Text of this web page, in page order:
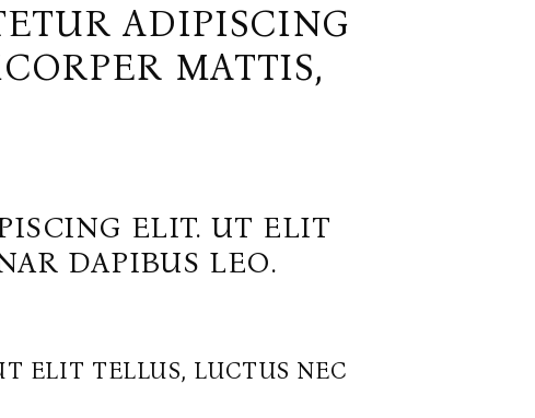
ADIPISCING
MATTIS,
ELIT. UT ELIT
DAPIBUS LEO.
ELIT TELLUS, LUCTUS NEC